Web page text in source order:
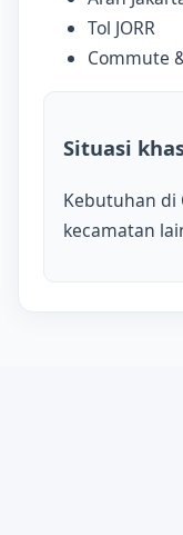
Tol JORR
Commute
Situasi
Kebutuhan di
kecamatan